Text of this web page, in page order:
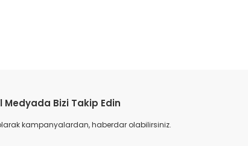
Medyada Bizi Takip Edin
kampanyalardan, haberdar olabilirsiniz.